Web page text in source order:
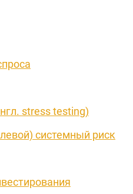
stress testing)
системный риск